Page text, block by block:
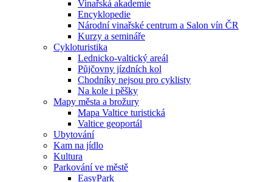
Vinařská akademie
Encyklopedie
Národní vinařské centrum a Salon vín ČR
Kurzy a semináře
Cykloturistika
Lednicko-valtický areál
Půjčovny jízdních kol
Chodníky nejsou pro cyklisty
Na kole i pěšky
Mapy města a brožury
Mapa Valtice turistická
Valtice geoportál
Ubytování
Kam na jídlo
Kultura
Parkování ve městě
EasyPark